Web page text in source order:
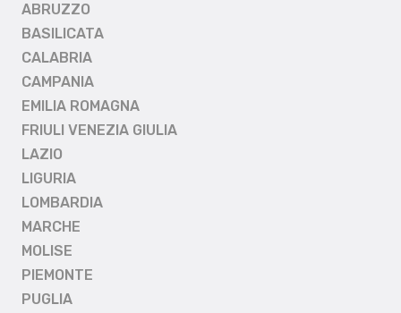
ABRUZZO
BASILICATA
CALABRIA
CAMPANIA
EMILIA ROMAGNA
FRIULI VENEZIA GIULIA
LAZIO
LIGURIA
LOMBARDIA
MARCHE
MOLISE
PIEMONTE
PUGLIA